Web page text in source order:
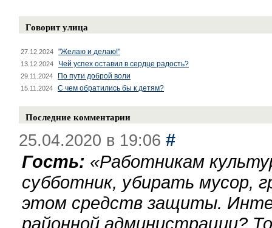
Говорит улица
27.12.2024 "Желаю и делаю!"
13.12.2024 Чей успех оставил в сердце радость?
29.11.2024 По пути доброй воли
15.11.2024 С чем обратились бы к детям?
Последние комментарии
25.04.2020 в 19:06 #
Гость: «Работникам
субботник, убирать мусор,
этом средств защиты.
районной администрации?